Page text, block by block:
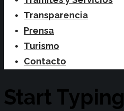
Transparencia
Prensa
Turismo
Contacto
Start Typing